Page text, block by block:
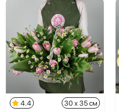
4.4 30 x 35 см